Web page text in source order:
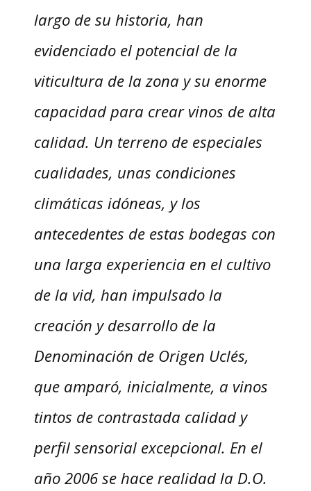
largo de su historia, han
evidenciado el potencial de la
viticultura de la zona y su enorme
capacidad para crear vinos de alta
calidad. Un terreno de especiales
cualidades, unas condiciones
climáticas idóneas, y los
antecedentes de estas bodegas con
una larga experiencia en el cultivo
de la vid, han impulsado la
creación y desarrollo de la
Denominación de Origen Uclés,
que amparó, inicialmente, a vinos
tintos de contrastada calidad y
perfil sensorial excepcional. En el
año 2006 se hace realidad la D.O.